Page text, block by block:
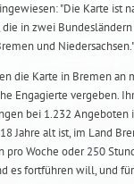
"Die Karte ist
in zwei
und Niedersachsen."
die Karte in Bremen an
Engagierte vergeben.
bei 1.232 Angeboten
Jahre alt ist, im Land
pro Woche oder 250
es fortführen will, und